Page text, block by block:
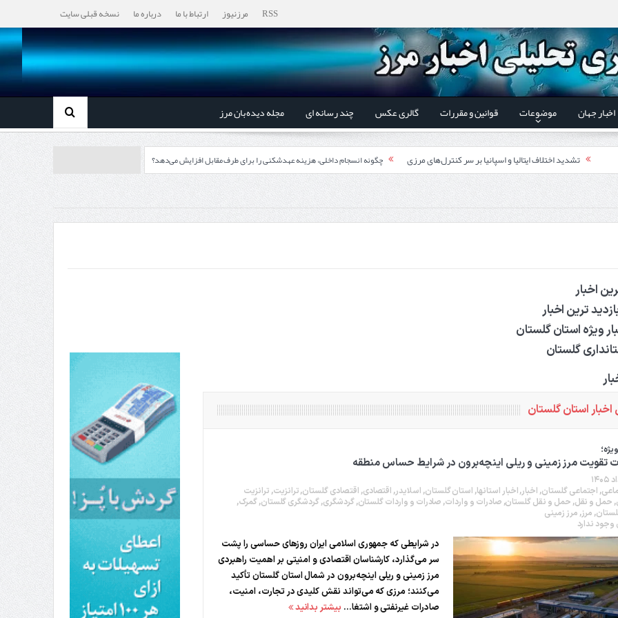
RSS مرزنیوز ارتباط با ما درباره ما نسخه قبلی سایت
اخبار جهان موضوعات قوانین و مقررات گالری عکس چند رسانه ای مجله دیده بان مرز
چگونه انسجام داخلی، هزینه عهدشکنی را برای طرف مقابل افزایش می‌دهد؟
اقتدار دیپلماسی از درون مرزها آغاز می‌شود
تشدید اختلاف ایتالیا و اسپانیا بر سر کنترل‌های مرزی
استاندار اردبیل و رئیس گمرک مرزی جمهوری آذربایجان تاکید شد؛
گمرک‌های مرزی ایران و جمهوری آذربایجان ضرورت دارد
شورای‌عالی مناطق آزاد و ویژه اقتصادی:
بیله‌سوار و منطقه ویژه اقتصادی نمین تسریع شود
کشف ۱۱ قبضه سلاح کلت کمری توسط مرزبانان هنگ مرزی ارومیه
اخبار
ترین اخبار
ویژه استان گلستان
گلستان
اخبار استان گلستان
تقویت مرز زمینی و ریلی اینچه‌برون در شرایط حساس منطقه
,اجتماعی گلستان,اخبار,اخبار استانها,استان گلستان,اسلایدر,اقتصادی,اقتصادی گلستان,ترانزیت,ترانزیت
,حمل و نقل,حمل و نقل گلستان,صادرات و واردات,صادرات و واردات گلستان,گردشگری,گردشگری گلستان,گمرک,
,مرز,مرز زمینی
ندارد
در شرایطی که جمهوری اسلامی ایران روزهای حساسی را پشت
سر می‌گذارد، کارشناسان اقتصادی و امنیتی بر اهمیت راهبردی
مرز زمینی و ریلی اینچه‌برون در شمال استان گلستان تأکید
می‌کنند؛ مرزی که می‌تواند نقش کلیدی در تجارت، امنیت،
صادرات غیرنفتی و اشتغا... بیشتر بدانید